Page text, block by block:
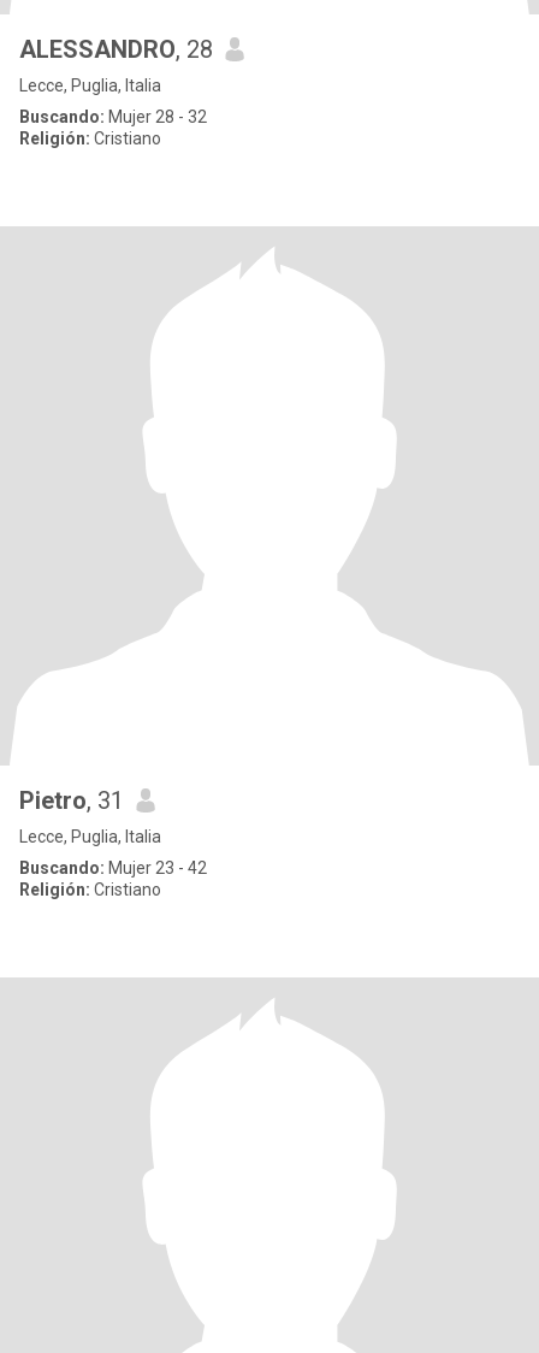
ALESSANDRO, 28
Lecce, Puglia, Italia
Buscando: Mujer 28 - 32
Religión: Cristiano
Pietro, 31
Lecce, Puglia, Italia
Buscando: Mujer 23 - 42
Religión: Cristiano